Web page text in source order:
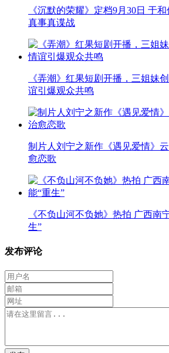
《沉默的荣耀》定档9月30日 于
真事真谍战
《弄潮》红果短剧开播，三姐妹
谊引爆观众共鸣
制片人刘宁之新作《遇见爱情》
愈恋歌
《不负山河不负她》热拍 广西南
生”
发布评论